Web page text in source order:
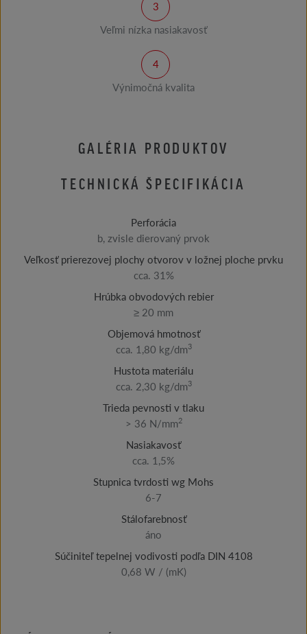
Veľmi nízka nasiakavosť
Výnimočná kvalita
GALÉRIA PRODUKTOV
TECHNICKÁ ŠPECIFIKÁCIA
Perforácia
b, zvisle dierovaný prvok
Veľkosť prierezovej plochy otvorov v ložnej ploche prvku
cca. 31%
Hrúbka obvodových rebier
≥ 20 mm
Objemová hmotnosť
cca. 1,80 kg/dm3
Hustota materiálu
cca. 2,30 kg/dm3
Trieda pevnosti v tlaku
> 36 N/mm2
Nasiakavosť
cca. 1,5%
Stupnica tvrdosti wg Mohs
6-7
Stálofarebnosť
áno
Súčiniteľ tepelnej vodivosti podľa DIN 4108
0,68 W / (mK)